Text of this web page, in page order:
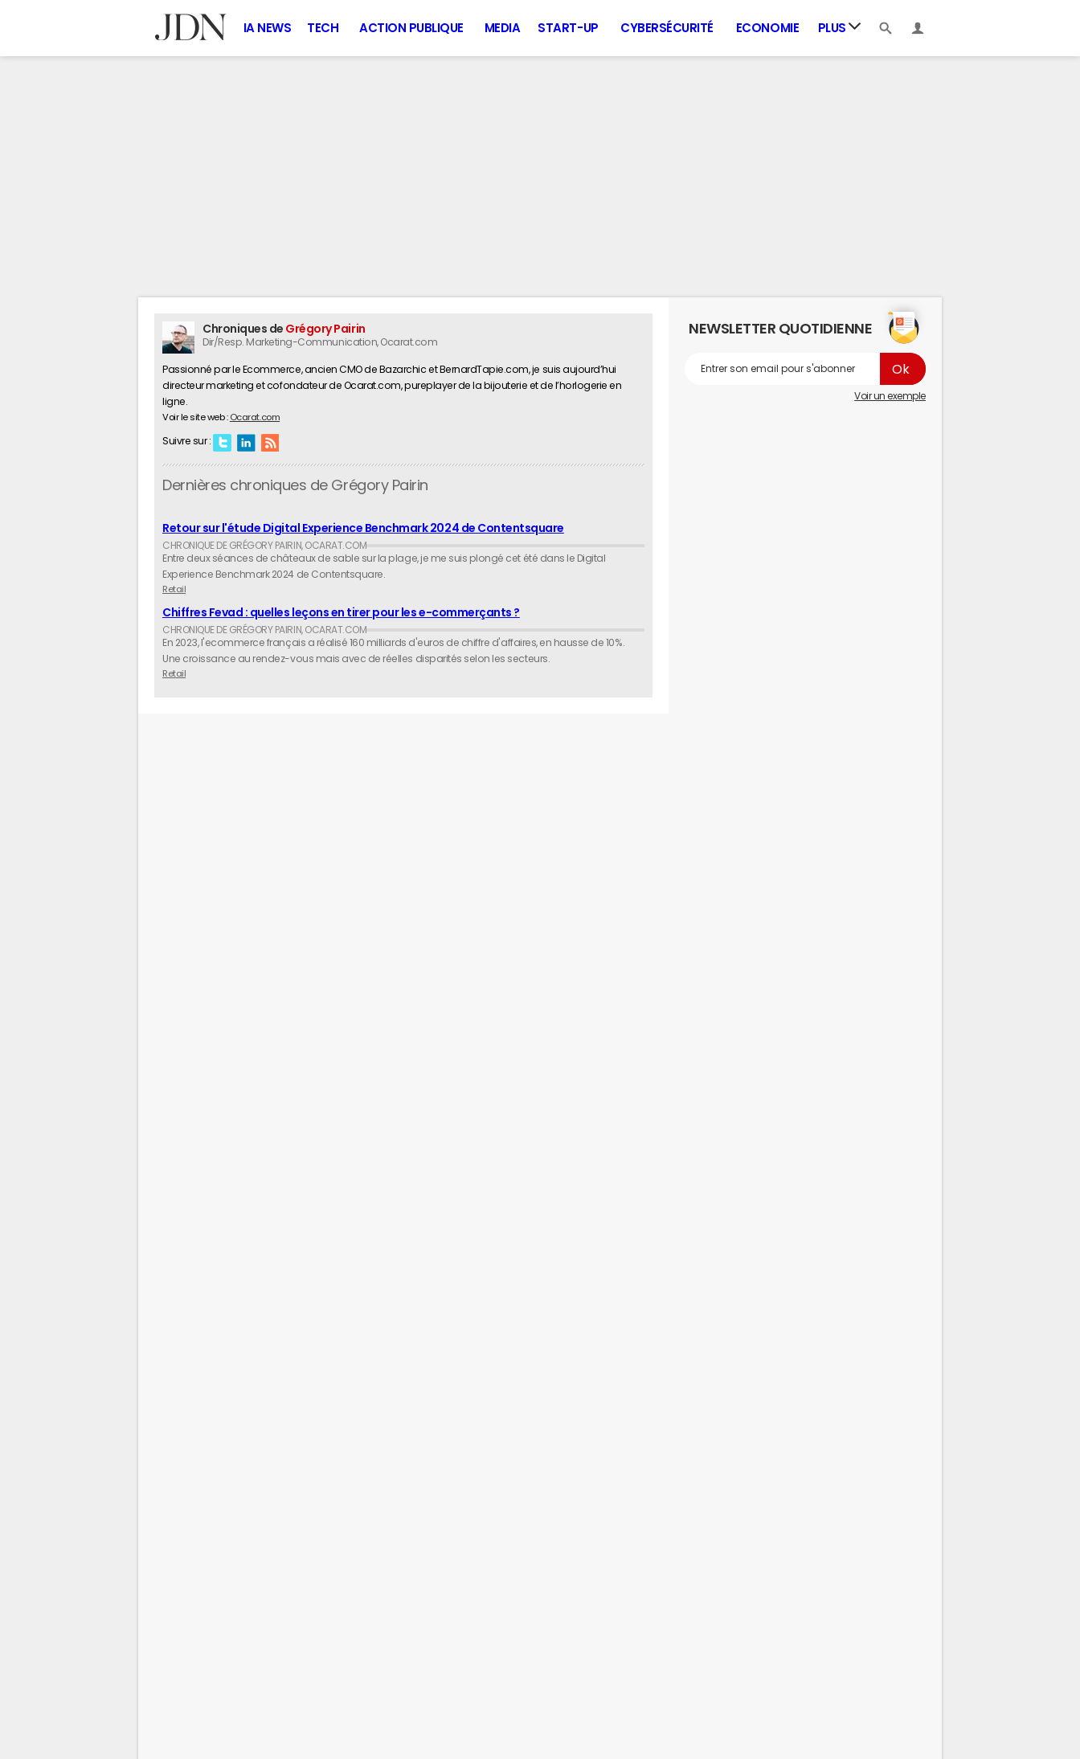
IA NEWS TECH ACTION PUBLIQUE MEDIA START-UP CYBERSÉCURITÉ ECONOMIE PLUS
Chroniques de Grégory Pairin
Dir/Resp. Marketing-Communication, Ocarat.com
Passionné par le Ecommerce, ancien CMO de Bazarchic et BernardTapie.com, je suis aujourd’hui
directeur marketing et cofondateur de Ocarat.com, pureplayer de la bijouterie et de l’horlogerie en
ligne.
Voir le site web : Ocarat.com
Suivre sur :
Dernières chroniques de Grégory Pairin
Retour sur l'étude Digital Experience Benchmark 2024 de Contentsquare
Entre deux séances de châteaux de sable sur la plage, je me suis plongé cet été dans le Digital
Experience Benchmark 2024 de Contentsquare.
Retail
Chiffres Fevad : quelles leçons en tirer pour les e-commerçants ?
En 2023, l'ecommerce français a réalisé 160 milliards d'euros de chiffre d'affaires, en hausse de 10%.
Une croissance au rendez-vous mais avec de réelles disparités selon les secteurs.
Retail
NEWSLETTER QUOTIDIENNE
Voir un exemple